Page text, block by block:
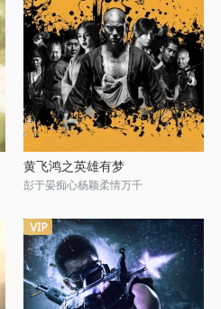
黄飞鸿之英雄有梦
彭于晏痴心杨颖柔情万千